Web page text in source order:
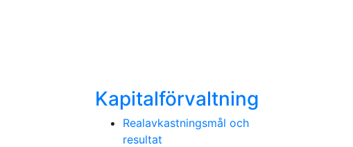
Kapitalförvaltning
Realavkastningsmål och
resultat